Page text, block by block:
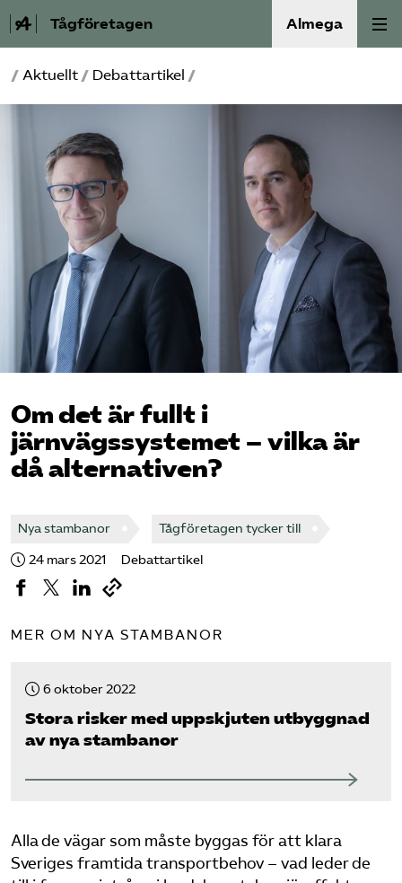
Tågföretagen Almega
Aktuellt
Reformagenda för järnvägen
Våra frågor
Aktiviteter
Om oss
Kontakt
Mina sidor (almega.se)
Bli medlem
Sök på tagforetagen.se
/ Aktuellt / Debattartikel /
Om det är fullt i
järnvägssystemet – vilka är
då alternativen?
Nya stambanor Tågföretagen tycker till
24 mars 2021 Debattartikel
MER OM NYA STAMBANOR
6 oktober 2022
Stora risker med uppskjuten utbyggnad
av nya stambanor
Alla de vägar som måste byggas för att klara
Sveriges framtida transportbehov – vad leder de